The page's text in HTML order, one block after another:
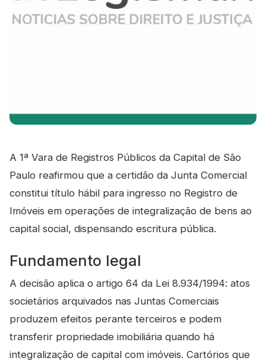
A 1ª Vara de Registros Públicos da Capital de São
Paulo reafirmou que a certidão da Junta Comercial
constitui título hábil para ingresso no Registro de
Imóveis em operações de integralização de bens ao
capital social, dispensando escritura pública.
Fundamento legal
A decisão aplica o artigo 64 da Lei 8.934/1994: atos
societários arquivados nas Juntas Comerciais
produzem efeitos perante terceiros e podem
transferir propriedade imobiliária quando há
integralização de capital com imóveis. Cartórios que